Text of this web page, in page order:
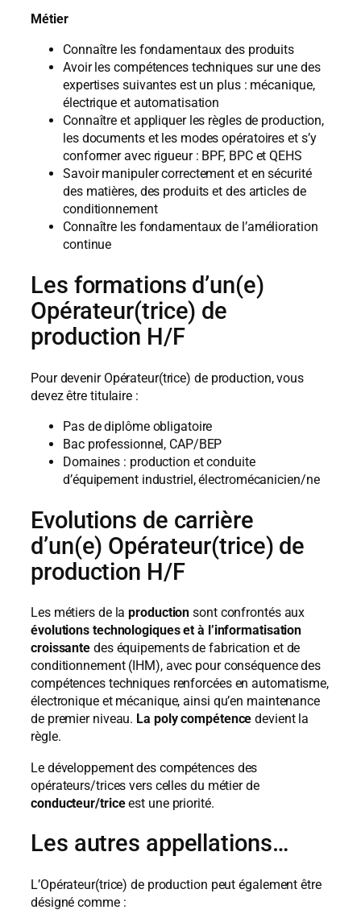
Métier
Connaître les fondamentaux des produits
Avoir les compétences techniques sur une des
expertises suivantes est un plus : mécanique,
électrique et automatisation
Connaître et appliquer les règles de production,
les documents et les modes opératoires et s’y
conformer avec rigueur : BPF, BPC et QEHS
Savoir manipuler correctement et en sécurité
des matières, des produits et des articles de
conditionnement
Connaître les fondamentaux de l’amélioration
continue
Les formations d’un(e)
Opérateur(trice) de
production H/F
Pour devenir Opérateur(trice) de production, vous
devez être titulaire :
Pas de diplôme obligatoire
Bac professionnel, CAP/BEP
Domaines : production et conduite
d’équipement industriel, électromécanicien/ne
Evolutions de carrière
d’un(e) Opérateur(trice) de
production H/F
Les métiers de laproduction sont confrontés aux
évolutions technologiques et à l’informatisation
croissante des équipements de fabrication et de
conditionnement (IHM), avec pour conséquence des
compétences techniques renforcées en automatisme,
électronique et mécanique, ainsi qu’en maintenance
de premier niveau. La poly compétence devient la
règle.
Le développement des compétences des
opérateurs/trices vers celles du métier de
conducteur/triceest une priorité.
Les autres appellations…
L’Opérateur(trice) de production peut également être
désigné comme :